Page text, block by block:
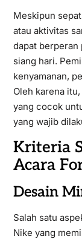
Meskipun
atau aktivitas
dapat berperan
siang hari.
kenyamanan,
Oleh karena
yang cocok
yang wajib
Kriteria
Acara
Desain
Salah satu
Nike yang